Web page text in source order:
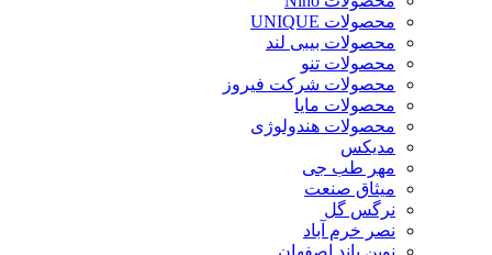
محصولات UNIQUE
محصولات بیبی لند
محصولات تنو
محصولات شرکت فیروز
محصولات مایا
محصولات هندولوژی
مدیکس
مهر طب جی
میثاق صنعت
نرگس گل
نصر خرم آباد
نوین باند اصفهان